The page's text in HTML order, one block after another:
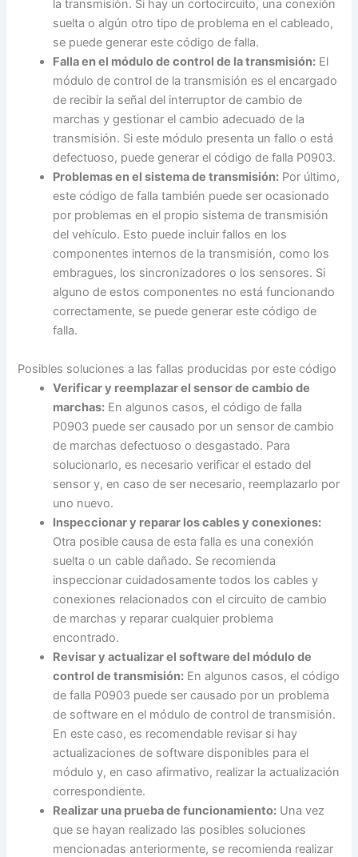
la transmisión. Si hay un cortocircuito, una conexión
suelta o algún otro tipo de problema en el cableado,
se puede generar este código de falla.
Falla en el módulo de control de la transmisión: El
módulo de control de la transmisión es el encargado
de recibir la señal del interruptor de cambio de
marchas y gestionar el cambio adecuado de la
transmisión. Si este módulo presenta un fallo o está
defectuoso, puede generar el código de falla P0903.
Problemas en el sistema de transmisión: Por último,
este código de falla también puede ser ocasionado
por problemas en el propio sistema de transmisión
del vehículo. Esto puede incluir fallos en los
componentes internos de la transmisión, como los
embragues, los sincronizadores o los sensores. Si
alguno de estos componentes no está funcionando
correctamente, se puede generar este código de
falla.
Posibles soluciones a las fallas producidas por este código
Verificar y reemplazar el sensor de cambio de
marchas: En algunos casos, el código de falla
P0903 puede ser causado por un sensor de cambio
de marchas defectuoso o desgastado. Para
solucionarlo, es necesario verificar el estado del
sensor y, en caso de ser necesario, reemplazarlo por
uno nuevo.
Inspeccionar y reparar los cables y conexiones:
Otra posible causa de esta falla es una conexión
suelta o un cable dañado. Se recomienda
inspeccionar cuidadosamente todos los cables y
conexiones relacionados con el circuito de cambio
de marchas y reparar cualquier problema
encontrado.
Revisar y actualizar el software del módulo de
control de transmisión: En algunos casos, el código
de falla P0903 puede ser causado por un problema
de software en el módulo de control de transmisión.
En este caso, es recomendable revisar si hay
actualizaciones de software disponibles para el
módulo y, en caso afirmativo, realizar la actualización
correspondiente.
Realizar una prueba de funcionamiento: Una vez
que se hayan realizado las posibles soluciones
mencionadas anteriormente, se recomienda realizar